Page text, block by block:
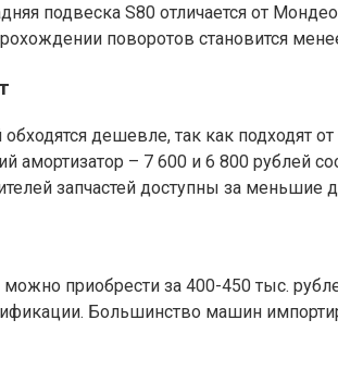
подвеска S80 отличается от
поворотов становится
обходятся дешевле, так как
амортизатор – 7 600 и 6 800 рублей
запчастей доступны за меньшие
приобрести за 400-450 тыс.
Большинство машин